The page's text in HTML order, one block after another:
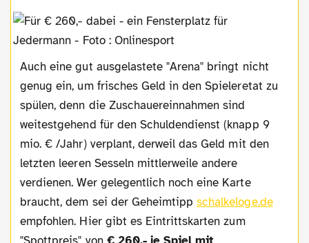
Auch eine gut ausgelastete "Arena" bringt nicht
genug ein, um frisches Geld in den Spieleretat zu
spülen, denn die Zuschauereinnahmen sind
weitestgehend für den Schuldendienst (knapp 9
mio. € /Jahr) verplant, derweil das Geld mit den
letzten leeren Sesseln mittlerweile andere
verdienen. Wer gelegentlich noch eine Karte
braucht, dem sei der Geheimtippschalkeloge.de
empfohlen. Hier gibt es Eintrittskarten zum